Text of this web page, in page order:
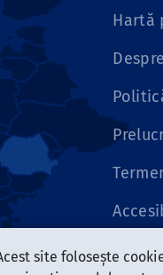
Hartă
Link
site folosește